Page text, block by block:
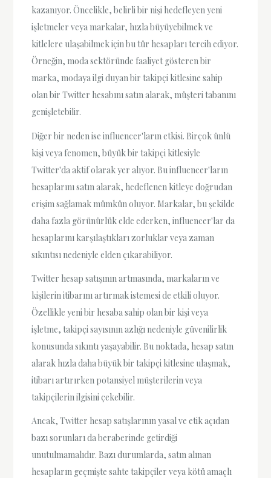
kazanıyor. Öncelikle, belirli bir nişi hedefleyen yeni
işletmeler veya markalar, hızla büyüyebilmek ve
kitlelere ulaşabilmek için bu tür hesapları tercih ediyor.
Örneğin, moda sektöründe faaliyet gösteren bir
marka, modaya ilgi duyan bir takipçi kitlesine sahip
olan bir Twitter hesabını satın alarak, müşteri tabanını
genişletebilir.
Diğer bir neden ise influencer'ların etkisi. Birçok ünlü
kişi veya fenomen, büyük bir takipçi kitlesiyle
Twitter'da aktif olarak yer alıyor. Bu influencer'ların
hesaplarını satın alarak, hedeflenen kitleye doğrudan
erişim sağlamak mümkün oluyor. Markalar, bu şekilde
daha fazla görünürlük elde ederken, influencer'lar da
hesaplarını karşılaştıkları zorluklar veya zaman
sıkıntısı nedeniyle elden çıkarabiliyor.
Twitter hesap satışının artmasında, markaların ve
kişilerin itibarını artırmak istemesi de etkili oluyor.
Özellikle yeni bir hesaba sahip olan bir kişi veya
işletme, takipçi sayısının azlığı nedeniyle güvenilirlik
konusunda sıkıntı yaşayabilir. Bu noktada, hesap satın
alarak hızla daha büyük bir takipçi kitlesine ulaşmak,
itibarı artırırken potansiyel müşterilerin veya
takipçilerin ilgisini çekebilir.
Ancak, Twitter hesap satışlarının yasal ve etik açıdan
bazı sorunları da beraberinde getirdiği
unutulmamalıdır. Bazı durumlarda, satın alınan
hesapların geçmişte sahte takipçiler veya kötü amaçlı